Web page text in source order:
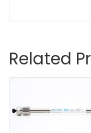
Related